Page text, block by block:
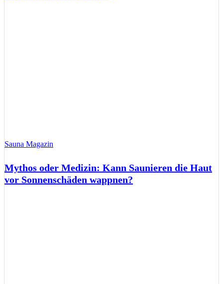
Sauna Magazin
Mythos oder Medizin: Kann Saunieren die Haut
vor Sonnenschäden wappnen?